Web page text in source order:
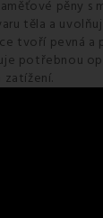
pěny s
těla a
tvoří pevná a
potřebnou
zatížení.